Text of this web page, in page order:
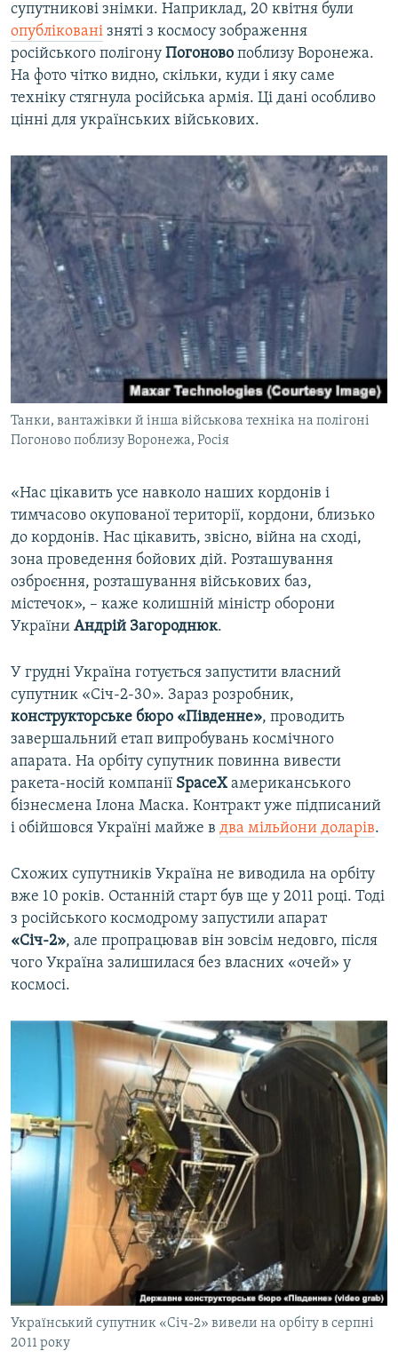
супутникові знімки. Наприклад, 20 квітня були
опубліковані зняті з космосу зображення
російського полігону Погоново поблизу Воронежа.
На фото чітко видно, скільки, куди і яку саме
техніку стягнула російська армія. Ці дані особливо
цінні для українських військових.
Танки, вантажівки й інша військова техніка на полігоні
Погоново поблизу Воронежа, Росія
«Нас цікавить усе навколо наших кордонів і
тимчасово окупованої території, кордони, близько
до кордонів. Нас цікавить, звісно, війна на сході,
зона проведення бойових дій. Розташування
озброєння, розташування військових баз,
містечок», – каже колишній міністр оборони
України Андрій Загороднюк.
У грудні Україна готується запустити власний
супутник «Січ-2-30». Зараз розробник,
конструкторське бюро «Південне», проводить
завершальний етап випробувань космічного
апарата. На орбіту супутник повинна вивести
ракета-носій компанії SpaceXамериканського
бізнесмена Ілона Маска. Контракт уже підписаний
і обійшовся Україні майже в два мільйони доларів.
Схожих супутників Україна не виводила на орбіту
вже 10 років. Останній старт був ще у 2011 році. Тоді
з російського космодрому запустили апарат
«Січ-2», але пропрацював він зовсім недовго, після
чого Україна залишилася без власних «очей» у
космосі.
Український супутник «Січ-2» вивели на орбіту в серпні
2011 року